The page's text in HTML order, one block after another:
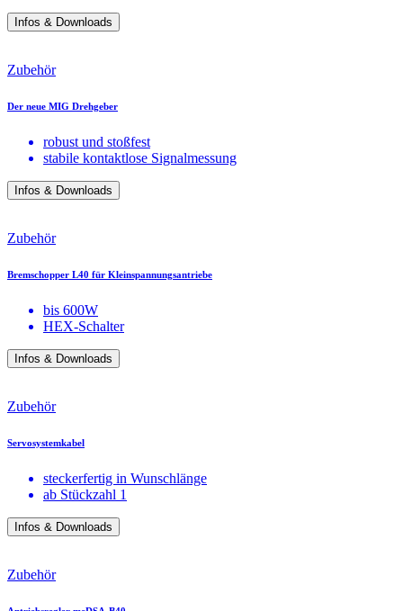
Infos & Downloads
Zubehör
Der neue MIG Drehgeber
robust und stoßfest
stabile kontaktlose Signalmessung
Infos & Downloads
Zubehör
Bremschopper L40 für Kleinspannungsantriebe
bis 600W
HEX-Schalter
Infos & Downloads
Zubehör
Servosystemkabel
steckerfertig in Wunschlänge
ab Stückzahl 1
Infos & Downloads
Zubehör